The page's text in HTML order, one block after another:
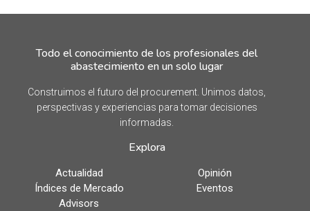
Todo el conocimiento de los profesionales del
abastecimiento en un solo lugar
Construimos el futuro del procurement. Unimos datos,
perspectivas y experiencias para tomar decisiones
informadas.
Explora
Actualidad
Opinión
Índices de Mercado
Eventos
Advisors